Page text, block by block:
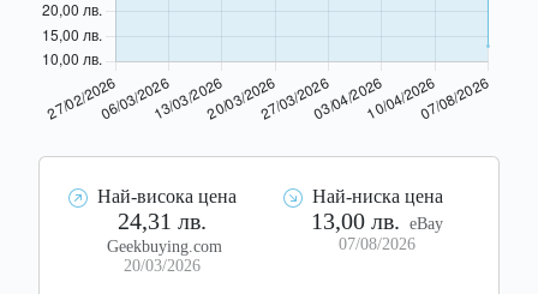
Най-висока цена
24,31 лв.
Geekbuying.com
20/03/2026
Най-ниска цена
13,00 лв. eBay
07/08/2026